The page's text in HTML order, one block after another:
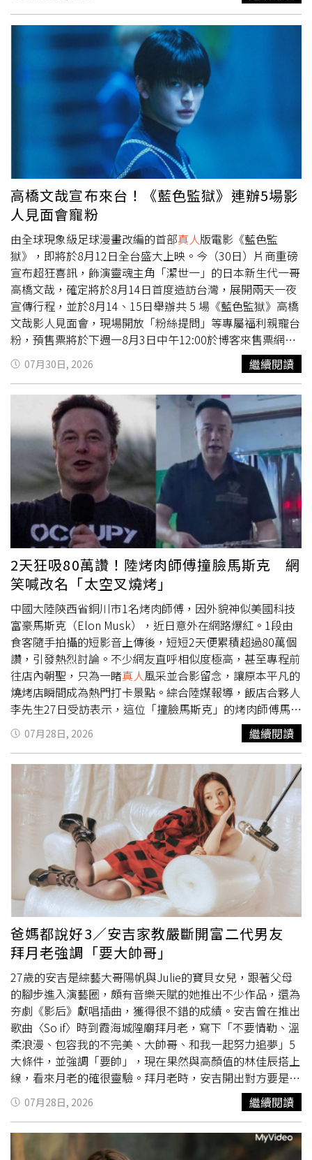
色，我只有滿滿的感謝。」伊藤潤二說起看見那隻「咻」地
伸長的巨大蛞蝓時，還忍不住微笑，自曝：「我有個壞習
慣，看見恐怖畫面時反而會笑。」問及經典角色們一起參加
升學考試，誰會拿第一？伊藤潤二幽默分析，雖然富夫非常
努力用功，但富江大概會誘惑老師使點手段拿到第一名，
「至於無論多努力都最不可能及格的人，我想應該還是雙一
有無比大願力，度脫一切苦難眾生，深入民心，寺廟中的形
眼觀音。 觀世音菩薩有3個生日，分別是農曆2月19日、6月
19日和9月19日，而其中2月19日是為觀世音菩薩誕辰，6月
19日則是得道升天日，而9月19日則是出家日，因此想向觀
世音菩薩祝壽祈福，這3個日子都可以。 觀世音菩薩這3個
生日，不少民眾會到廟宇祭拜祈福，因其聞聲救苦和送子形
象深植信徒心中，一般祈求四類願望：1.求子嗣：如果久不
受孕想要生小孩的婦女，這一天是絕佳的祈願日子，錯過可
要再等一年了！2. 求健康：家中小孩不好養、健康狀況不佳
等。3.求智慧：希望小孩開智慧，比較會讀書。4.求事業：
順利發達。 要準備什麼供品？有何禁忌？供品必須是素食
或五果，鮮花、水果、壽麵、壽桃，不可葷食。兩樣供品
「旺人旺財」：1、豆腐:豆腐的諧音「頭富」，代表福氣與
財氣。2、蔬菜:素食因為蔬(舒)食，取諧音讓吃的人過上
「舒適」的生活。
高橋文哉宣布來台！《藍色監獄》連辦5場影
人見面會寵粉
由全球現象級足球漫畫改編的首部真人版電影《藍色監
獄》，即將於8月12日全台盛大上映。今（30日）片商重磅
宣布超狂喜訊，飾演靈魂主角「潔世一」的日本新生代一哥
高橋文哉，確定將於8月14日首度造訪台灣，展開兩天一夜
宣傳行程，並於8月14、15日舉辦共 5 場《藍色監獄》高橋
文哉影人見面會，現場開放「粉絲提問」等專屬福利親寵台
粉，預售票將於下週一8月3日中午12:00於博客來售票網限
量開搶。日前高橋文哉與 K（&TEAM成員）一同接受台灣媒
體連線訪問，K熱情推薦高橋來台必吃牛肉麵與芒果冰，高
橋更現學現賣用中文親口唸出美食願望清單「牛肉麵」，引
爆全台粉絲熱烈敲碗歡迎。本次訪台，高橋文哉更將與當初
力邀他擔綱「潔世一」的《藍色監獄》金牌製片人松橋真三
一同抵台，親自與台灣影迷見面，展現大銀幕上的霸氣狂
熱！談及選角過程，金牌製片人松橋真三表示，高橋文哉不
僅具備無可挑剔的明星光環與演技，更擁有能扛住現象級IP
壓力的強大心態與領袖魅力，正是「潔世一」的完美化身：
「潔世一具備抗衡壓力的誠實、強大內心與領導力，面談時
我深刻感受到高橋文哉確實備齊了一切。主角潔世一的成
長，同時也是高橋文哉的蛻變與成長。」本身就是原著粉絲
的高橋文哉則表示，看完原著後便深刻被角色「對抗強敵又
超越自我」的姿態所震撼，全體團隊也懷抱著對原著的極致
敬意，將所能做到的一切全心灌注於作品中：「我們不為
『做得到』或『做不到』劃限，而是帶著對作品無比的愛、
熱情與覺悟進行拍攝。如今那份熱情已化為無比自信，非常
期待大家進戲院觀賞電影！」本次《藍色監獄》高橋文哉影
人見面會特別打造專屬「1369」數字密碼，推出定價1369
元的限定套票，除可在映前或映後參加 30 分鐘高橋文哉見
面會，現場還將進行粉絲Q&A、全場大合照等粉絲專屬福利
環節，每場還將抽出3名幸運粉絲可獲得高橋文哉親筆簽名
海報，套票內容更包含影人見面會電影票1張、活動紀念票
卡1張、首週特典1張，以及潔世一A3海報套組（共3張），
一次收藏滿滿限定好禮。預售票將於8月3日（一）中午
12:00在博客來售票網獨家開賣，詳情請洽售票網站。高橋
文哉獲讚擁有「潔世一」領袖氣場。（圖／甲上娛樂提供）
07月30日, 2026 繼續閱讀
2天狂吸80萬讚！陸烤肉師傅撞臉馬斯克 網
笑喊改名「太空叉燒烤」
中國大陸陝西省銅川市1名烤肉師傅，因外貌神似美國科技
富豪馬斯克（Elon Musk），近日意外在網路爆紅。1段由
食客隨手拍攝的短影音上傳後，短短2天便累積超過80萬個
讚，引發熱烈討論。不少網友直呼相似度極高，甚至專程前
往店內朝聖，只為一睹真人風采並合影留念，讓原本平凡的
燒烤店瞬間成為熱門打卡景點。綜合陸媒報導，飯店合夥人
李先生27日受訪表示，這位「撞臉馬斯克」的烤肉師傅馬先
生年逾40歲，已在店內工作多年，是經驗豐富的資深師傅。
其實早在爆紅之前，就經常有顧客發現他與馬斯克神似，主
動要求合照，只是這次因1支短影音在網路瘋傳，才讓他意
外成為話題人物。馬先生坦言，自己從未想過會因外貌受到
如此關注，爆紅後既驚喜又緊張。近幾天已有10多名粉絲特
地到店，只為與他拍照留念，店內來客數也明顯增加。他表
示，自己從事烤肉工作已有10餘年，每天上午9時上班，忙
到深夜11、12時才收工，工作十分辛苦，如今突然成為網
紅，至今仍有些不習慣。對於未來發展，馬先生透露，正考
慮開設個人社群帳號，與更多網友互動。不過，他坦言自己
對直播帶貨等網紅商業模式並不熟悉，目前已有合作邀約主
動上門，若有適合的機會，不排斥嘗試新的發展方向，希望
把這場意外走紅化為人生新契機。影片爆紅後，網友也發揮
創意，在留言區掀起熱烈討論，不僅替他取了「銅川分斯
克」的暱稱，還笑稱店名乾脆改成「太空叉燒烤」，各種趣
味留言層出不窮，讓這位平凡的烤肉師傅意外成為網路新
寵。
07月28日, 2026 繼續閱讀
爸媽都說好3／安吉家教嚴斷開富二代男友
拜月老強調「要大帥哥」
27歲的安吉是綜藝大哥陽帆與Julie的寶貝女兒，跟著父母
的腳步進入演藝圈，頗有音樂天賦的她推出不少作品，還為
夯劇《影后》獻唱插曲，獲得很不錯的成績。安吉曾在推出
歌曲〈So if〉時到霞海城隍廟拜月老，寫下「不要情勒、溫
柔浪漫、包容我的不完美、大帥哥、和我一起努力追夢」5
大條件，並強調「要帥」，現在果然與高顏值的林佳辰搭上
線，看來月老的確很靈驗。拜月老時，安吉開出對方要是帥
哥的條件。（圖／索尼音樂提供）從小學習樂器的安吉，疫
情期間將內心所想寫成歌，意外發掘了自己的創作天賦，並
踏上了歌手之路，她也參加過戀愛音樂實境真人秀《為你唱
情歌》，並在受訪時表示喜歡浪漫型暖男，而她撩男生的方
07月28日, 2026 繼續閱讀